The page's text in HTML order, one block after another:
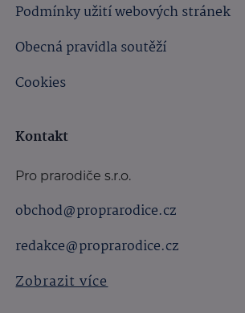
Podmínky užití webových stránek
Obecná pravidla soutěží
Cookies
Kontakt
Pro prarodiče s.r.o.
obchod@proprarodice.cz
redakce@proprarodice.cz
Zobrazit více